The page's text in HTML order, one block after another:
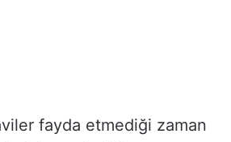
fayda etmediği zaman